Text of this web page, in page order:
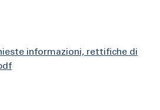
informazioni, rettifiche di